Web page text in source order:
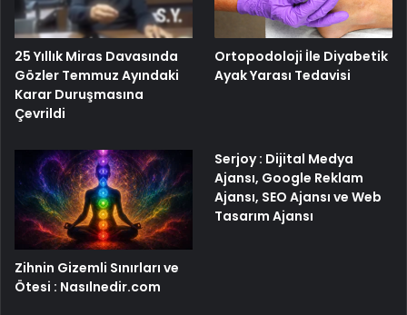
25 Yıllık Miras Davasında
Gözler Temmuz Ayındaki
Karar Duruşmasına
Çevrildi
Ortopodoloji İle Diyabetik
Ayak Yarası Tedavisi
Zihnin Gizemli Sınırları ve
Ötesi : Nasılnedir.com
Serjoy : Dijital Medya
Ajansı, Google Reklam
Ajansı, SEO Ajansı ve Web
Tasarım Ajansı